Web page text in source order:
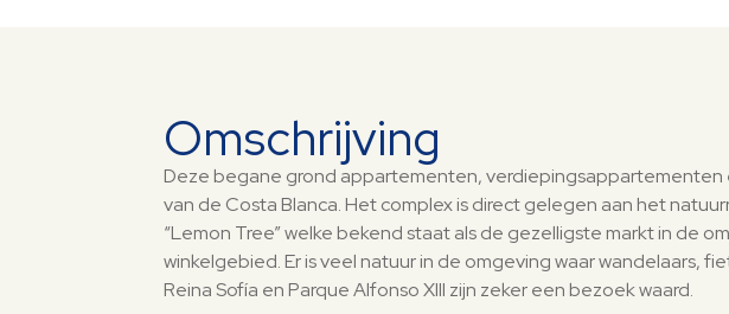
Omschrijving
Deze begane grond appartementen, verdiepingsappartementen
van de Costa Blanca. Het complex is direct gelegen aan het
“Lemon Tree” welke bekend staat als de gezelligste markt in de
winkelgebied. Er is veel natuur in de omgeving waar wandelaars,
Reina Sofía en Parque Alfonso XIII zijn zeker een bezoek waard.